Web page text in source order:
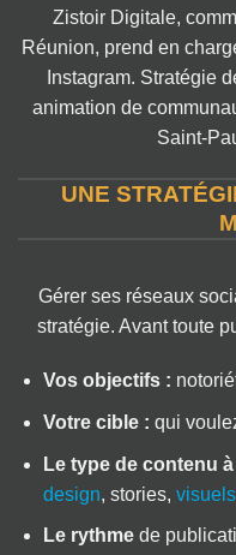
Zistoir Digitale,
Réunion, prend en
Instagram. Stratégie
animation de
Saint-
UNE
Gérer ses réseaux
stratégie. Avant toute
Vos objectifs :
Votre cible : qui
Le type de contenu
design, stories,
Le rythme de